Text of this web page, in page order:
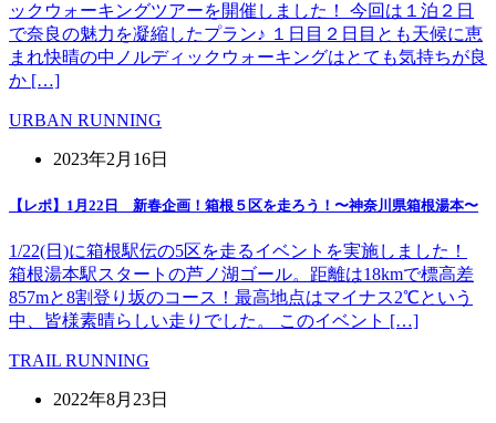
ックウォーキングツアーを開催しました！ 今回は１泊２日
で奈良の魅力を凝縮したプラン♪ １日目２日目とも天候に恵
まれ快晴の中ノルディックウォーキングはとても気持ちが良
か […]
URBAN RUNNING
2023年2月16日
【レポ】1月22日 新春企画！箱根５区を走ろう！〜神奈川県箱根湯本〜
1/22(日)に箱根駅伝の5区を走るイベントを実施しました！
箱根湯本駅スタートの芦ノ湖ゴール。距離は18kmで標高差
857mと8割登り坂のコース！最高地点はマイナス2℃という
中、皆様素晴らしい走りでした。 このイベント […]
TRAIL RUNNING
2022年8月23日